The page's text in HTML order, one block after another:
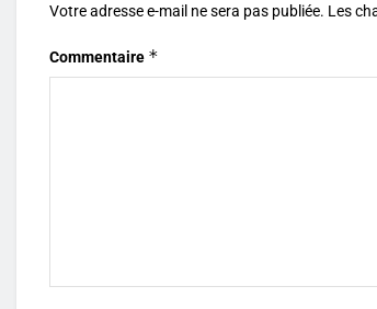
Votre adresse e-mail ne sera pas publiée. Les
Commentaire *